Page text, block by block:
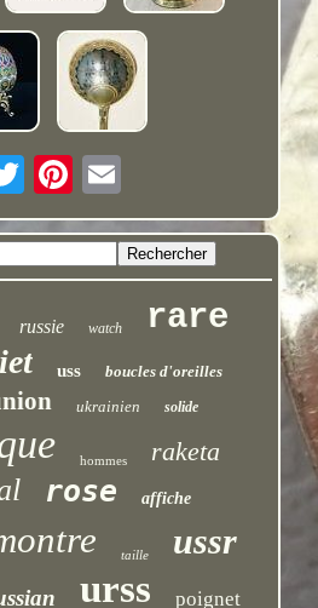
russie watch rare
uss boucles d'oreilles
ukrainien solide
hommes raketa
rose affiche
taille ussr
urss poignet